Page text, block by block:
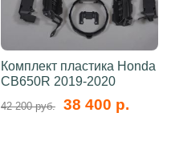
Комплект пластика Honda
CB650R 2019-2020
42 200 руб. 38 400 р.